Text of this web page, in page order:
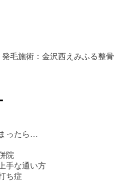
毛施術：金沢西えみふる整骨
ったら…
院
手な通い方
ち症